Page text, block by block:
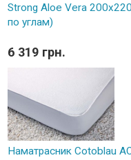
Strong Aloe Vera
по углам)
6 319 грн.
Наматрасник Cotoblau